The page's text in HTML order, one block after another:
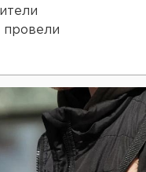
провели